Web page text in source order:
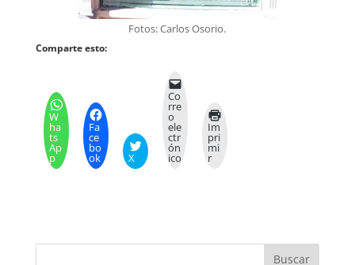
Fotos: Carlos Osorio.
Comparte esto:
W
ha
ts
Ap
p
Fa
ce
bo
ok X
Co
rre
o
ele
ctr
ón
ico
Im
pri
mi
r